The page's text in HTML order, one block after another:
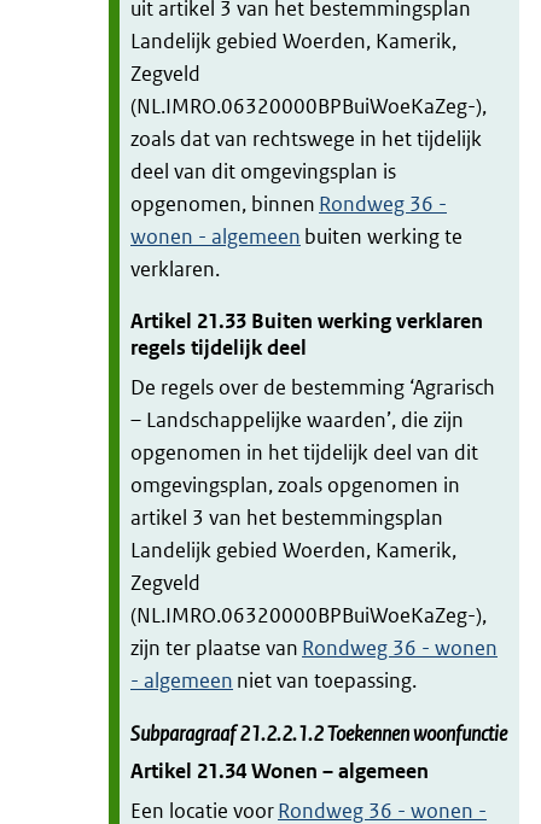
uit artikel 3 van het bestemmingsplan
Landelijk gebied Woerden, Kamerik,
Zegveld
(NL.IMRO.06320000BPBuiWoeKaZeg-),
zoals dat van rechtswege in het tijdelijk
deel van dit omgevingsplan is
opgenomen, binnen Rondweg 36 -
wonen - algemeen buiten werking te
verklaren.
Artikel 21.33 Buiten werking verklaren
regels tijdelijk deel
De regels over de bestemming ‘Agrarisch
– Landschappelijke waarden’, die zijn
opgenomen in het tijdelijk deel van dit
omgevingsplan, zoals opgenomen in
artikel 3 van het bestemmingsplan
Landelijk gebied Woerden, Kamerik,
Zegveld
(NL.IMRO.06320000BPBuiWoeKaZeg-),
zijn ter plaatse van Rondweg 36 - wonen
- algemeen niet van toepassing.
Subparagraaf21.2.2.1.2Toekennen woonfunctie
Artikel 21.34Wonen – algemeen
Een locatie voorRondweg 36 - wonen -